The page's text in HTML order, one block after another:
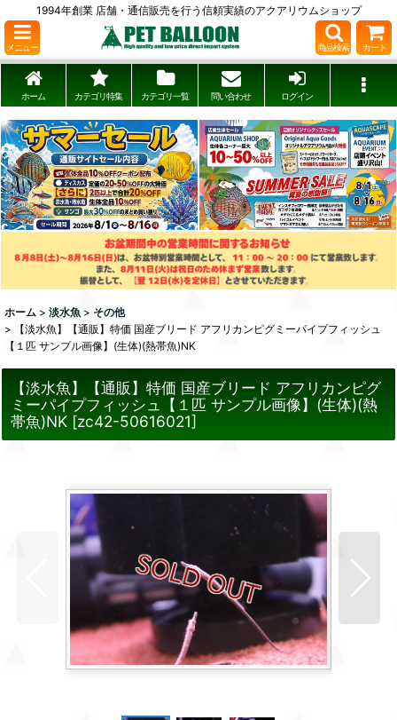
1994年創業 店舗・通信販売を行う信頼実績のアクアリウムショップ
メニュー 商品検索 カート
ホーム カテゴリ特集 カテゴリ一覧 問い合わせ ログイン
ホーム > 淡水魚 > その他
>
【淡水魚】【通販】特価 国産ブリード アフリカンピグミーパイプフィッシュ
【１匹 サンプル画像】(生体)(熱帯魚)NK
【淡水魚】【通販】特価 国産ブリード アフリカンピグ
ミーパイプフィッシュ【１匹 サンプル画像】(生体)(熱
帯魚)NK [zc42-50616021]